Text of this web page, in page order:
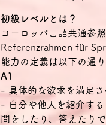
初級レベルとは？
ヨーロッパ言語共通参
Referenzrahmen für
能力の定義は以下の通り
A1
- 具体的な欲求を満足さ
- 自分や他人を紹介す
問をしたり、答えたりで